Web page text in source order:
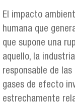
El impacto
humana que
que supone una
aquello, la
responsable de
gases de efecto
estrechamente